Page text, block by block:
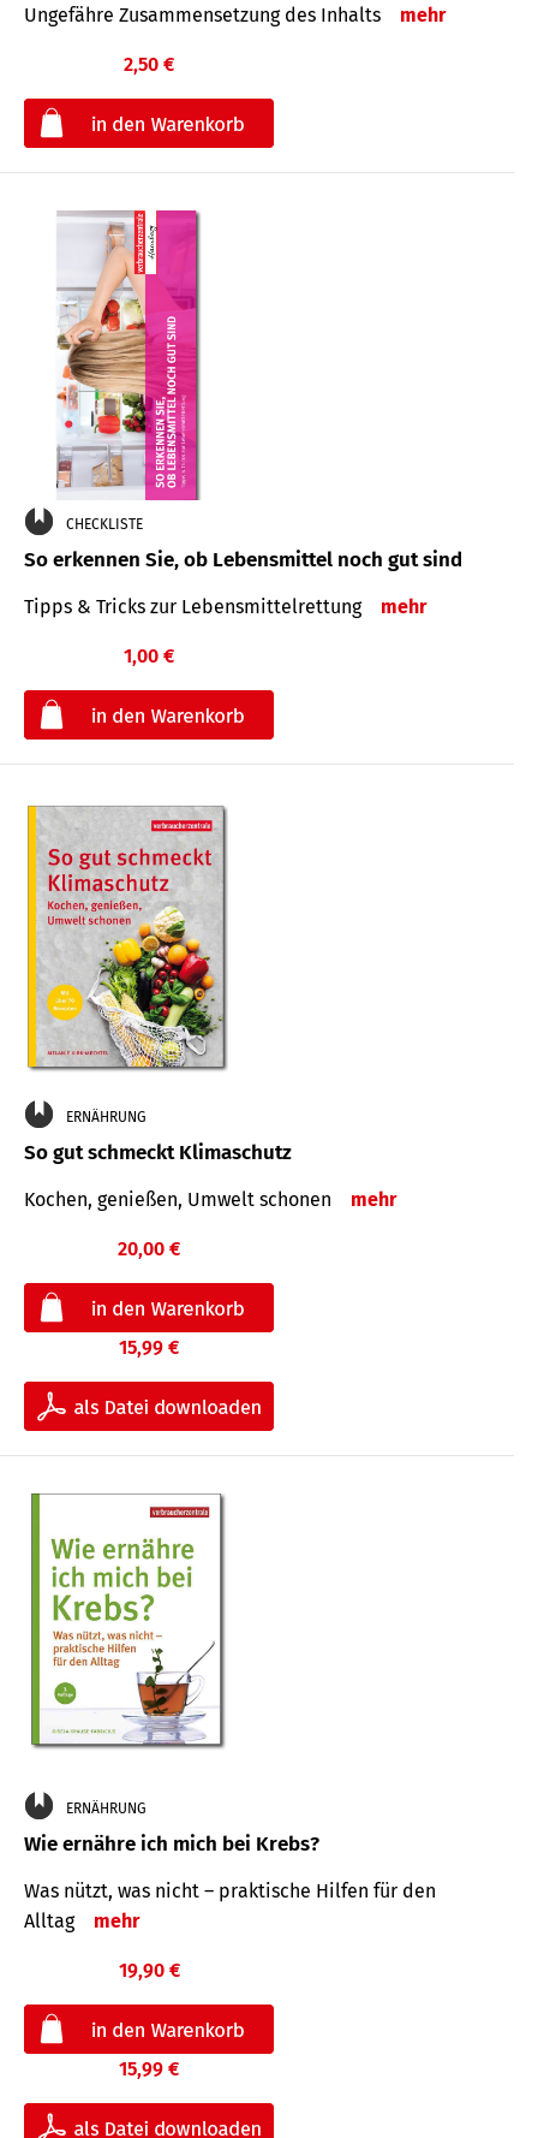
Ungefähre Zusammensetzung des Inhalts mehr
2,50 €
CHECKLISTE
So erkennen Sie, ob Lebensmittel noch gut sind
Tipps & Tricks zur Lebensmittelrettung mehr
1,00 €
ERNÄHRUNG
So gut schmeckt Klimaschutz
Kochen, genießen, Umwelt schonen mehr
20,00 €
15,99 €
ERNÄHRUNG
Wie ernähre ich mich bei Krebs?
Was nützt, was nicht – praktische Hilfen für den
Alltag
mehr
19,90 €
15,99 €